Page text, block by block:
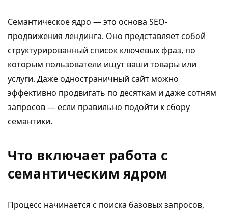
Семантическое ядро — это основа SEO-
продвижения лендинга. Оно представляет собой
структурированный список ключевых фраз, по
которым пользователи ищут ваши товары или
услуги. Даже одностраничный сайт можно
эффективно продвигать по десяткам и даже сотням
запросов — если правильно подойти к сбору
семантики.
Что включает работа с
семантическим ядром
Процесс начинается с поиска базовых запросов,